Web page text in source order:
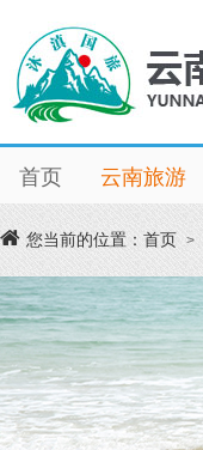
首页 云南旅游
您当前的位置： 首页 >